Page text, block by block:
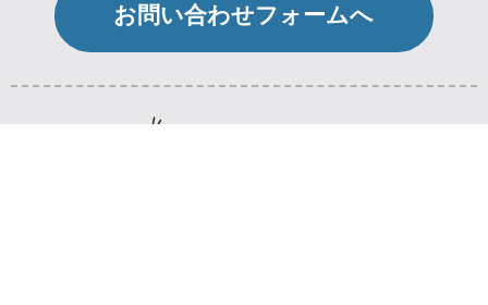
お問い合わせフォームへ